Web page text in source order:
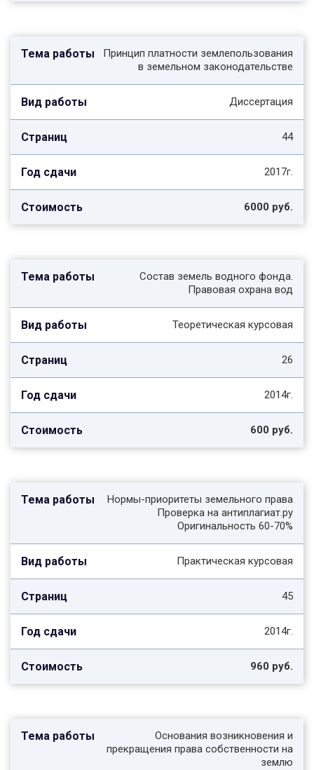
Принцип платности землепользования
в земельном законодательстве
Диссертация
44
2017г.
6000 руб.
Состав земель водного фонда.
Правовая охрана вод
Теоретическая курсовая
26
2014г.
600 руб.
Нормы-приоритеты земельного права
Проверка на антиплагиат.ру
Оригинальность 60-70%
Практическая курсовая
45
2014г.
960 руб.
Основания возникновения и
прекращения права собственности на
землю